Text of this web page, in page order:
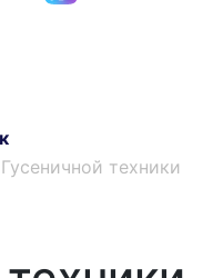
Гусеничной техники